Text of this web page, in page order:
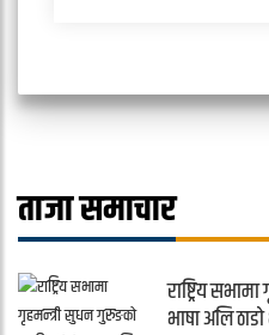
ताजा समाचार
राष्ट्रिय
भाषा अलि ठाडो